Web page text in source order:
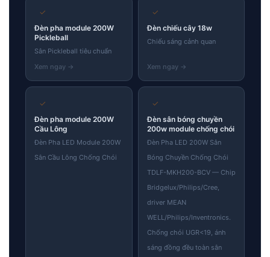
✓
Đèn pha module 200W
Pickleball
Sân Pickleball tiêu chuẩn
✓
Đèn chiếu cây 18w
Chiếu sáng cảnh quan
✓
Đèn pha module 200W
Cầu Lông
Đèn Pha LED Module 200W
Sân Cầu Lông Chống Chói
✓
Đèn sân bóng chuyền
200w module chống chói
Đèn Pha LED 200W Sân
Bóng Chuyền Chống Chói
TDLF-MKH200-BCV — Chip
Bridgelux/Philips/Cree,
driver MEAN
WELL/Philips/Inventronics.
Chống chói UGR<19, ánh
sáng đồng đều toàn sân